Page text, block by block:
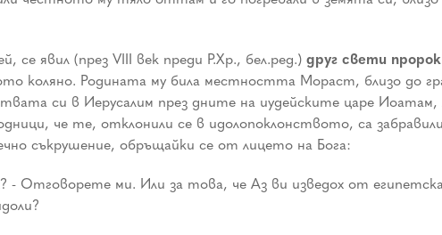
се явил (през VIII век преди Р.Хр., бел.ред.) друг свети
коляно. Родината му била местността Мораст, близо до
си в Иерусалим през дните на иудейските царе Иоатам,
че те, отклонили се в идолопоклонството, са
съкрушение, обръщайки се от лицето на Бога:
- Отговорете ми. Или за това, че Аз ви изведох от